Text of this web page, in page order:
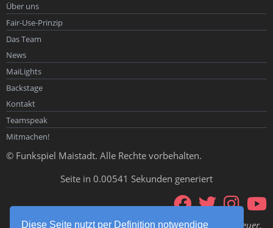
Diese Seite nutzt per Definition notwendige
Über uns
Fair-Use-Prinzip
Das Team
News
MaiLights
Backstage
Kontakt
Teamspeak
Mitmachen!
© Funkspiel Maistadt. Alle Rechte vorbehalten.
Seite in 0.00541 Sekunden generiert
Ubi fumus, ibi ignis – Wo es Rauch gibt, da gibt es auch Feuer.